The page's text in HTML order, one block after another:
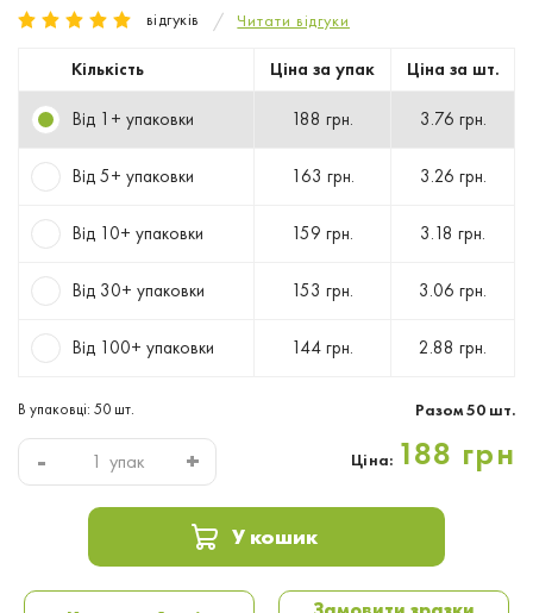
відгуків Читати відгуки
Кількість Ціна за упак Ціна за шт.
Від 1+ упаковки 188 грн. 3.76 грн.
Від 5+ упаковки 163 грн. 3.26 грн.
Від 10+ упаковки 159 грн. 3.18 грн.
Від 30+ упаковки 153 грн. 3.06 грн.
Від 100+ упаковки 144 грн. 2.88 грн.
В упаковці: 50 шт.
- упак +
Разом50 шт.
Ціна: 188 грн
У кошик